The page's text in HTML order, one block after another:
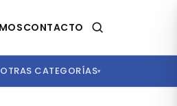
CONTACTO
OTRAS CATEGORÍAS▾